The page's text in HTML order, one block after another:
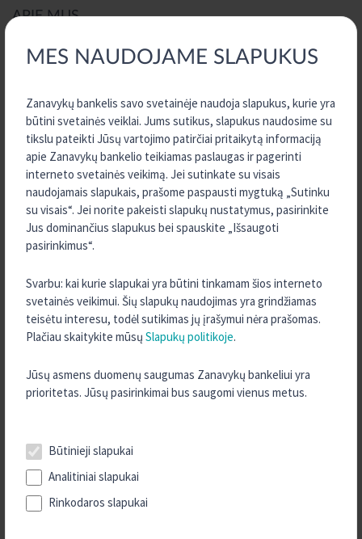
MES NAUDOJAME SLAPUKUS
Zanavykų bankelis savo svetainėje naudoja slapukus, kurie yra
būtini svetainės veiklai. Jums sutikus, slapukus naudosime su
tikslu pateikti Jūsų vartojimo patirčiai pritaikytą informaciją
apie Zanavykų bankelio teikiamas paslaugas ir pagerinti
interneto svetainės veikimą. Jei sutinkate su visais
naudojamais slapukais, prašome paspausti mygtuką „Sutinku
su visais“. Jei norite pakeisti slapukų nustatymus, pasirinkite
Jus dominančius slapukus bei spauskite „Išsaugoti
pasirinkimus“.
Svarbu: kai kurie slapukai yra būtini tinkamam šios interneto
svetainės veikimui. Šių slapukų naudojimas yra grindžiamas
teisėtu interesu, todėl sutikimas jų įrašymui nėra prašomas.
Plačiau skaitykite mūsų Slapukų politikoje.
Jūsų asmens duomenų saugumas Zanavykų bankeliui yra
prioritetas. Jūsų pasirinkimai bus saugomi vienus metus.
Būtinieji slapukai
Analitiniai slapukai
Rinkodaros slapukai
APIE MUS
Zanavykų bankelis
Dokumentai
Dokumentų formos
Svarbi informacija
Finansinės ataskaitos
Informacija indėlininkui apie indėlių draudimą
Sunkumai grąžinant paskolą
Karjera
KREDA grupės kredito unijos
Kontaktai, rekvizitai